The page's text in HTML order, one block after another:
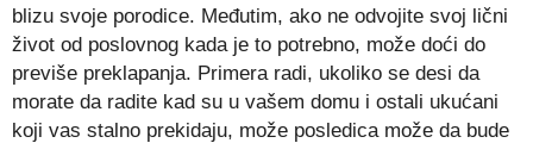
blizu svoje porodice. Međutim, ako ne odvojite svoj lični
život od poslovnog kada je to potrebno, može doći do
previše preklapanja. Primera radi, ukoliko se desi da
morate da radite kad su u vašem domu i ostali ukućani
koji vas stalno prekidaju, može posledica može da bude